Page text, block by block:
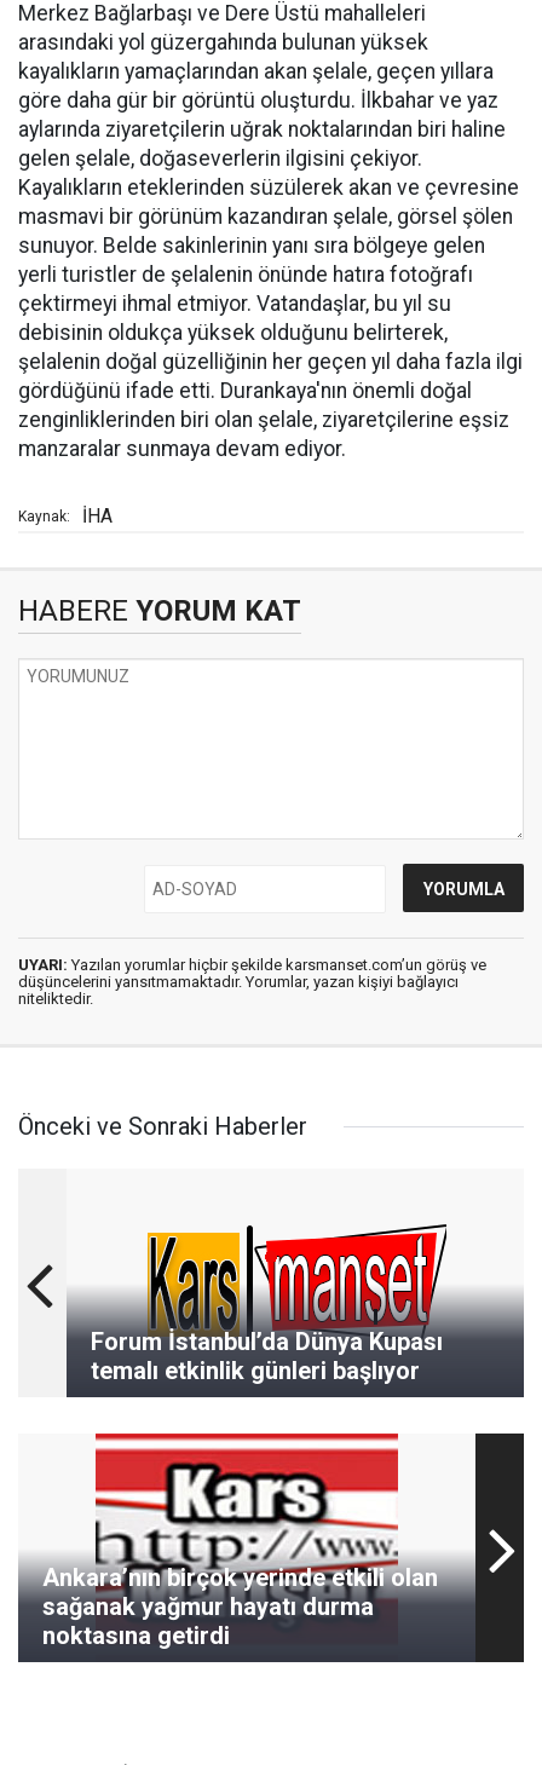
Merkez Bağlarbaşı ve Dere Üstü mahalleleri
arasındaki yol güzergahında bulunan yüksek
kayalıkların yamaçlarından akan şelale, geçen yıllara
göre daha gür bir görüntü oluşturdu. İlkbahar ve yaz
aylarında ziyaretçilerin uğrak noktalarından biri haline
gelen şelale, doğaseverlerin ilgisini çekiyor.
Kayalıkların eteklerinden süzülerek akan ve çevresine
masmavi bir görünüm kazandıran şelale, görsel şölen
sunuyor. Belde sakinlerinin yanı sıra bölgeye gelen
yerli turistler de şelalenin önünde hatıra fotoğrafı
çektirmeyi ihmal etmiyor. Vatandaşlar, bu yıl su
debisinin oldukça yüksek olduğunu belirterek,
şelalenin doğal güzelliğinin her geçen yıl daha fazla ilgi
gördüğünü ifade etti. Durankaya'nın önemli doğal
zenginliklerinden biri olan şelale, ziyaretçilerine eşsiz
manzaralar sunmaya devam ediyor.
Kaynak: İHA
HABERE YORUM KAT
UYARI: Yazılan yorumlar hiçbir şekilde karsmanset.com’un görüş ve
düşüncelerini yansıtmamaktadır. Yorumlar, yazan kişiyi bağlayıcı
niteliktedir.
Önceki ve Sonraki Haberler
Forum İstanbul’da Dünya Kupası
temalı etkinlik günleri başlıyor
Ankara’nın birçok yerinde etkili olan
sağanak yağmur hayatı durma
noktasına getirdi